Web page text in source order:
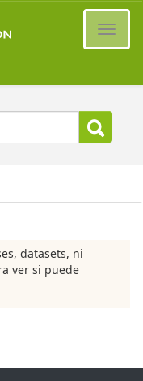
datasets, ni
ver si puede